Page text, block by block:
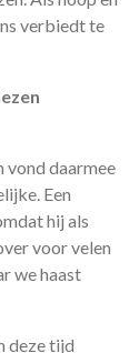
verbiedt te
vond daarmee
Een
hij als
voor velen
we haast
deze tijd